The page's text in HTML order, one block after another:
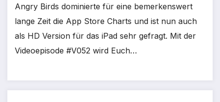
Angry Birds dominierte für eine bemerkenswert
lange Zeit die App Store Charts und ist nun auch
als HD Version für das iPad sehr gefragt. Mit der
Videoepisode #V052 wird Euch…